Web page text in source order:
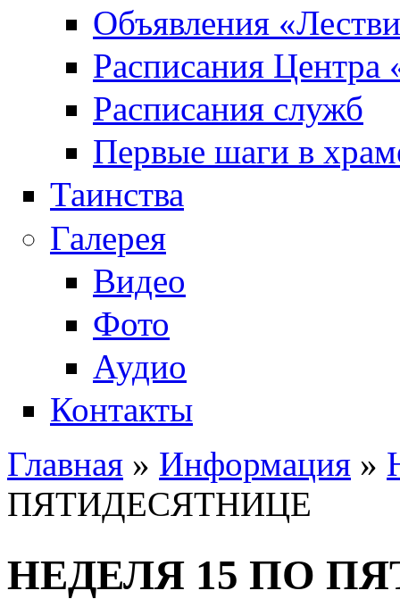
Объявления
Расписания Центра
Расписания служб
Первые шаги в
Таинства
Галерея
Видео
Фото
Аудио
Контакты
Вы здесь
Главная » Информация »
ПЯТИДЕСЯТНИЦЕ
НЕДЕЛЯ 15 ПО